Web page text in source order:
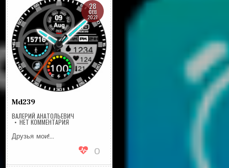
28
ФЕВ
2021
Md239
ВАЛЕРИЙ АНАТОЛЬЕВИЧ
НЕТ КОММЕНТАРИЯНА
Друзья мои!…
0